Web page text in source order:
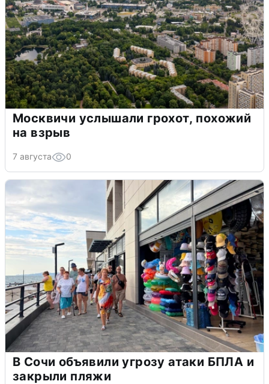
Москвичи услышали грохот, похожий
на взрыв
7 августа 0
В Сочи объявили угрозу атаки БПЛА и
закрыли пляжи